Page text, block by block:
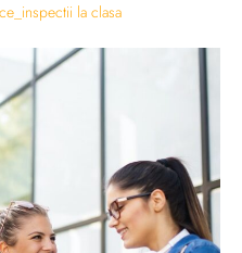
la clasa